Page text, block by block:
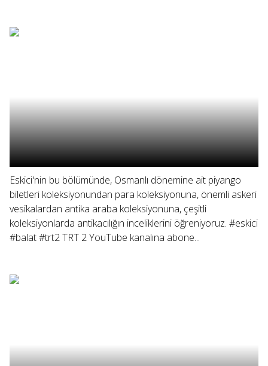
Eskici'nin bu bölümünde, Osmanlı dönemine ait piyango
biletleri koleksiyonundan para koleksiyonuna, önemli askeri
vesikalardan antika araba koleksiyonuna, çeşitli
koleksiyonlarda antikacılığın inceliklerini öğreniyoruz. #eskici
#balat #trt2 TRT 2 YouTube kanalına abone...